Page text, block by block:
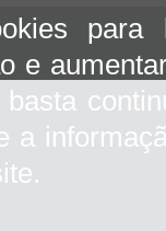
para
e
basta
a